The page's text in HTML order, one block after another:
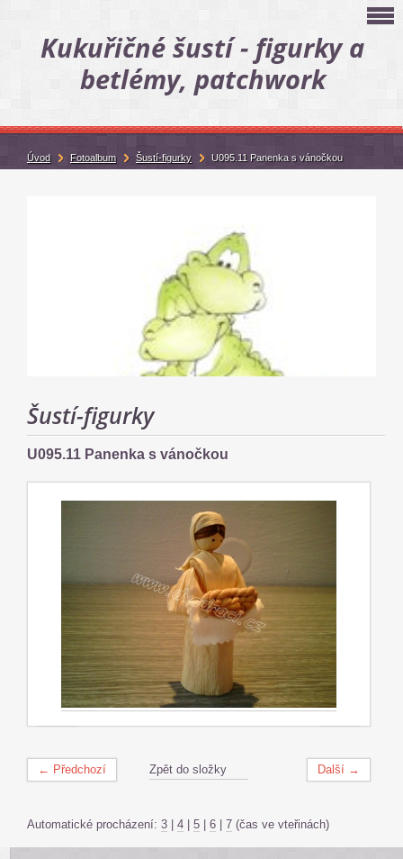
Kukuřičné šustí - figurky a
betlémy, patchwork
Šustí-figurky
U095.11 Panenka s vánočkou
← Předchozí Další →
Zpět do složky
Automatické procházení: 3 | 4 | 5 | 6 | 7 (čas ve vteřinách)
Úvod Fotoalbum Šustí-figurky U095.11 Panenka s vánočkou